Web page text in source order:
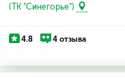
(ТК "Синегорье")
4.8 4 отзыва